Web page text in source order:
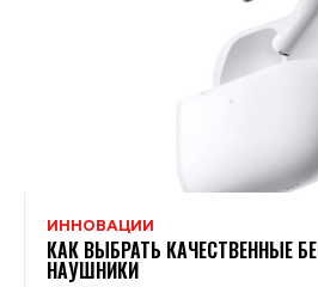
ИННОВАЦИИ
КАК ВЫБРАТЬ КАЧЕСТВЕННЫЕ
НАУШНИКИ